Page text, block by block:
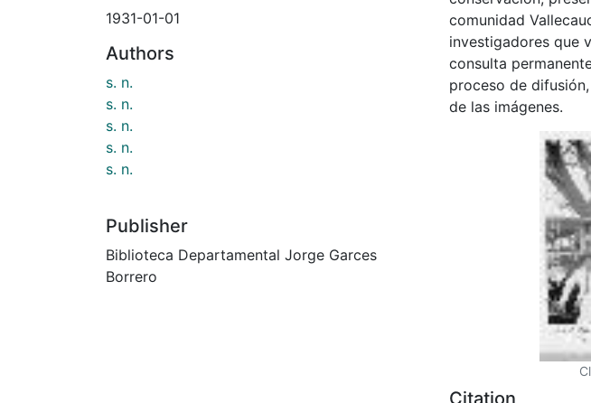
1931-01-01
Authors
s. n.
s. n.
s. n.
s. n.
s. n.
Publisher
Biblioteca Departamental Jorge Garces
Borrero
comunidad
investigadores que
consulta
proceso de
de las imágenes.
Citation